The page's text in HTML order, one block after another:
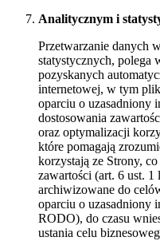
Analitycznym i
Przetwarzanie danych
statystycznych, polega
pozyskanych
internetowej, w tym
oparciu o uzasadniony
dostosowania
oraz optymalizacji
które pomagają
korzystają ze Strony,
zawartości (art. 6 ust.
archiwizowane do
oparciu o uzasadniony
RODO), do czasu
ustania celu